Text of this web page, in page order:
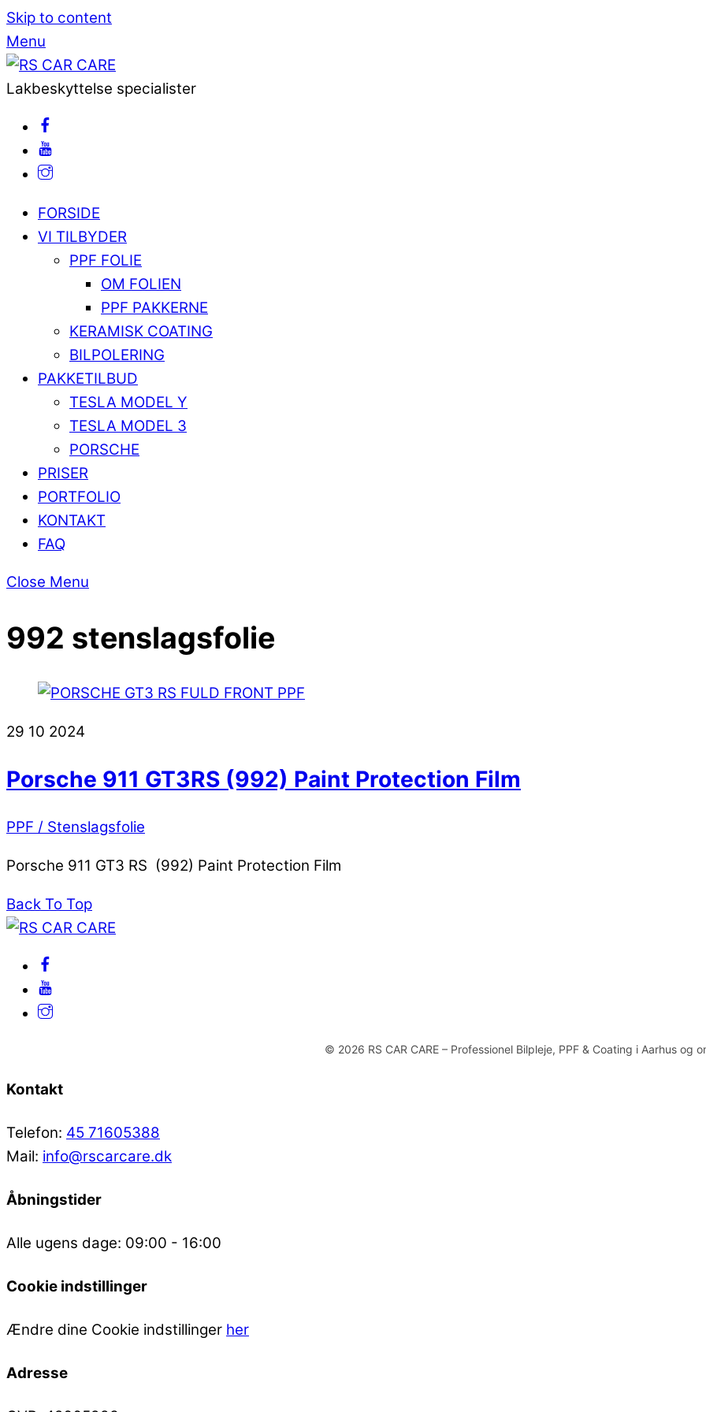
Skip to content
Menu
Lakbeskyttelse specialister
FORSIDE
VI TILBYDER
PPF FOLIE
OM FOLIEN
PPF PAKKERNE
KERAMISK COATING
BILPOLERING
PAKKETILBUD
TESLA MODEL Y
TESLA MODEL 3
PORSCHE
PRISER
PORTFOLIO
KONTAKT
FAQ
Close Menu
992 stenslagsfolie
29 10 2024
Porsche 911 GT3RS (992) Paint Protection Film
PPF / Stenslagsfolie
Porsche 911 GT3 RS (992) Paint Protection Film
Back To Top
© 2026 RS CAR CARE – Professionel Bilpleje, PPF & Coating i Aarhus og
Kontakt
Telefon: 45 71605388
Mail: info@rscarcare.dk
Åbningstider
Alle ugens dage: 09:00 - 16:00
Cookie indstillinger
Ændre dine Cookie indstillinger her
Adresse